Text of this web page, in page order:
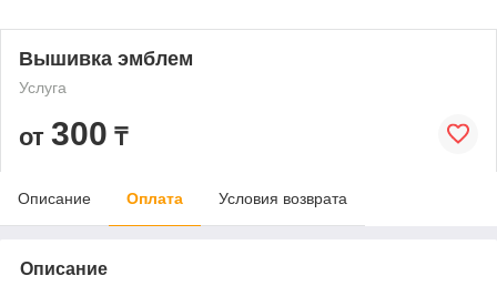
Вышивка эмблем
Услуга
от 300 ₸
Описание Оплата Условия возврата
Описание